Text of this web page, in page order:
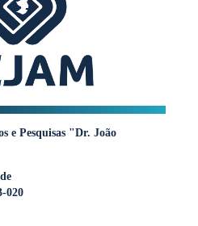
e Pesquisas "Dr. João
020